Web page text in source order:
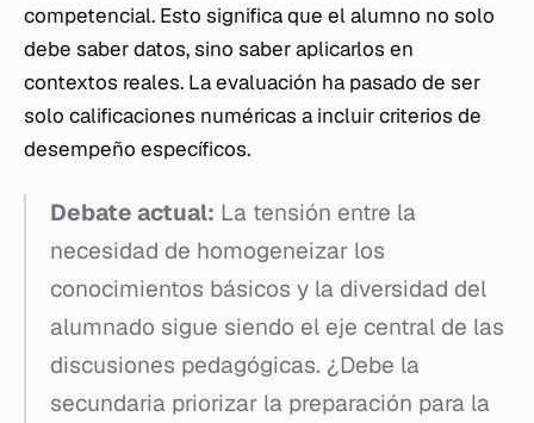
competencial. Esto significa que el alumno no solo
debe saber datos, sino saber aplicarlos en
contextos reales. La evaluación ha pasado de ser
solo calificaciones numéricas a incluir criterios de
desempeño específicos.
Debate actual: La tensión entre la
necesidad de homogeneizar los
conocimientos básicos y la diversidad del
alumnado sigue siendo el eje central de las
discusiones pedagógicas. ¿Debe la
secundaria priorizar la preparación para la